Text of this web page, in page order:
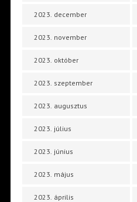
2023. december
2023. november
2023. október
2023. szeptember
2023. augusztus
2023. július
2023. június
2023. május
2023. április